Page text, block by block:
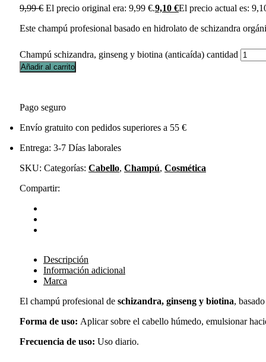
9,99€ El precio original era: 9,99 €.9,10 €El precio actual es:
Este champú profesional basado en hidrolato de schizandra
Champú schizandra, ginseng y biotina (anticaída) cantidad
Añadir al carrito
Pago seguro
Envío gratuito con pedidos superiores a 55 €
Entrega: 3-7 Días laborales
SKU: Categorías: Cabello, Champú, Cosmética
Compartir:
Descripción
Información adicional
Marca
El champú profesional de schizandra, ginseng y biotina,
Forma de uso: Aplicar sobre el cabello húmedo, emulsionar
Frecuencia de uso: Uso diario.